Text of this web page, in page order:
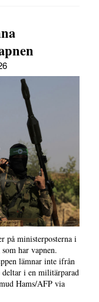
på ministerposterna i
har vapnen.
lämnar inte ifrån
deltar i en militärparad
Hams/AFP via